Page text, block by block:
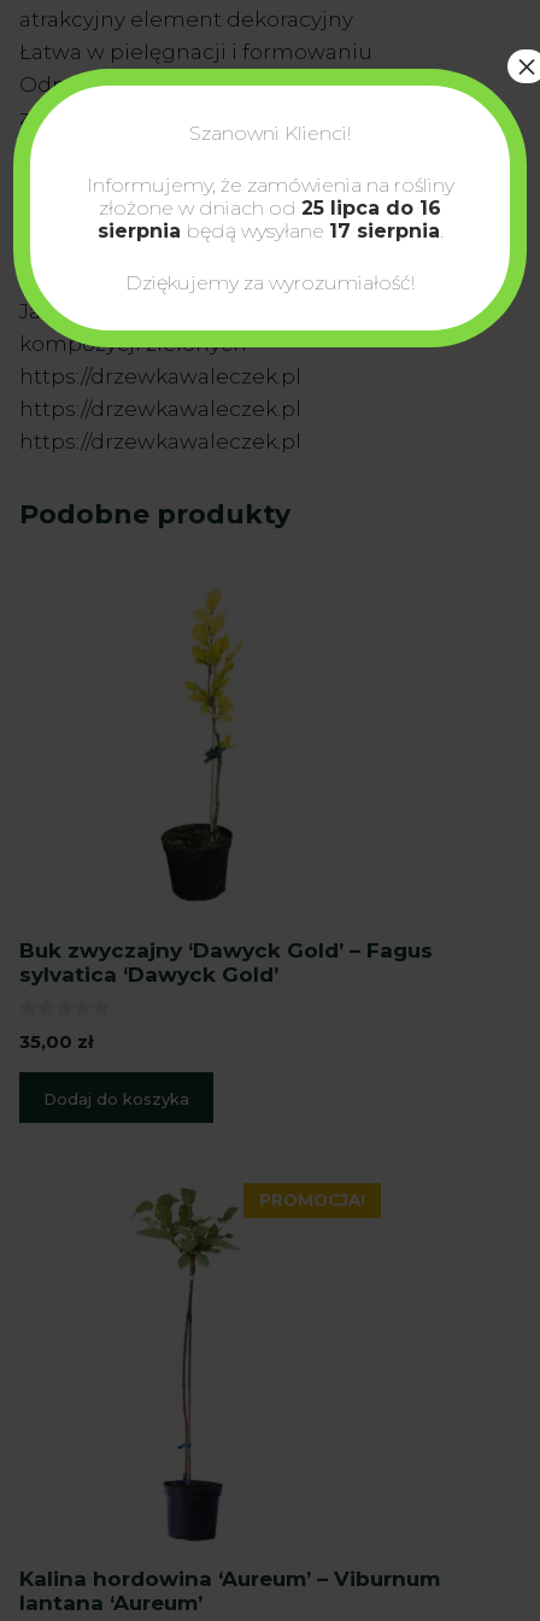
atrakcyjny element dekoracyjny
Łatwa w pielęgnacji i formowaniu
Odporne na warunki atmosferyczne i
zanieczyszczenia
Przyjazne dla środowiska
Idealny do:
Małych i średnich ogrodów
Parków i przestrzeni publicznych
Jako efektowny soliter lub element
kompozycji zielonych
https://drzewkawaleczek.pl
https://drzewkawaleczek.pl
https://drzewkawaleczek.pl
Podobne produkty
Buk zwyczajny ‘Dawyck Gold’ – Fagus
sylvatica ‘Dawyck Gold’
0
z
35,00 zł
Dodaj do koszyka
PROMOCJA!
Kalina hordowina ‘Aureum’ – Viburnum
lantana ‘Aureum’
Szanowni Klienci!
Informujemy, że zamówienia na rośliny
złożone w dniach od 25 lipca do 16
sierpnia będą wysyłane 17 sierpnia
Dziękujemy za wyrozumiałość!
×